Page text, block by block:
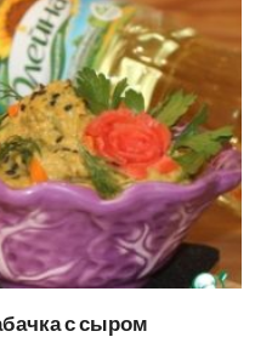
с сыром